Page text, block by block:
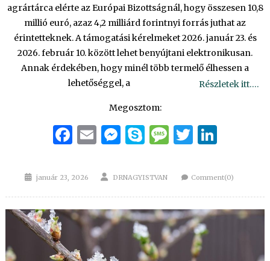
agrártárca elérte az Európai Bizottságnál, hogy összesen 10,8
millió euró, azaz 4,2 milliárd forintnyi forrás juthat az
érintetteknek. A támogatási kérelmeket 2026. január 23. és
2026. február 10. között lehet benyújtani elektronikusan.
Annak érdekében, hogy minél több termelő élhessen a
lehetőséggel, a
Részletek itt….
Megosztom:
Facebook
EmailMessenger
Skype
Message
Twitter
Posted
január 23, 2026 Author
DRNAGYISTVAN Comment(0)